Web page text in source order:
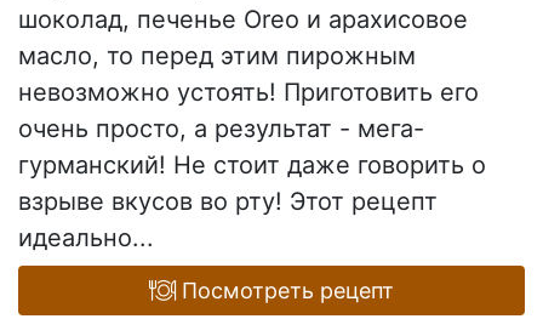
шоколад, печенье Oreo и арахисовое
масло, то перед этим пирожным
невозможно устоять! Приготовить его
очень просто, а результат - мега-
гурманский! Не стоит даже говорить о
взрыве вкусов во рту! Этот рецепт
идеально...
Посмотреть рецепт